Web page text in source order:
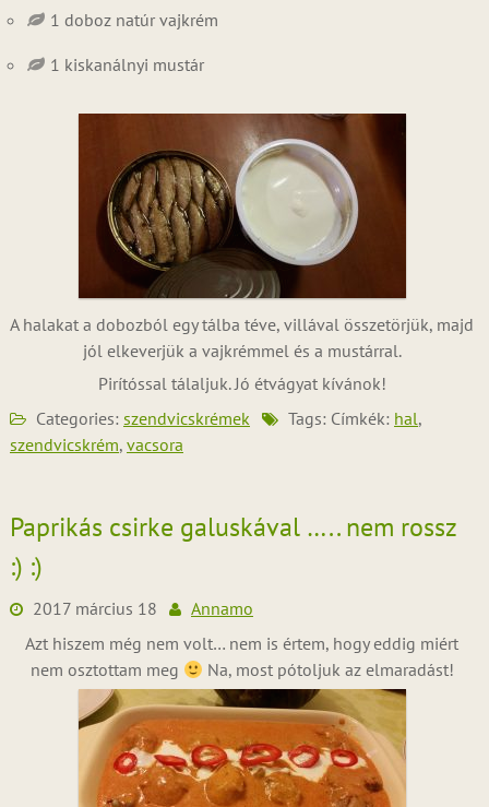
1 doboz natúr vajkrém
1 kiskanálnyi mustár
A halakat a dobozból egy tálba téve, villával összetörjük, majd
jól elkeverjük a vajkrémmel és a mustárral.
Pirítóssal tálaljuk. Jó étvágyat kívánok!
Categories: szendvicskrémek Tags: Címkék: hal,
szendvicskrém, vacsora
Paprikás csirke galuskával ….. nem rossz
:) :)
2017 március 18
Annamo
Azt hiszem még nem volt… nem is értem, hogy eddig miért
nem osztottam meg
Na, most pótoljuk az elmaradást!